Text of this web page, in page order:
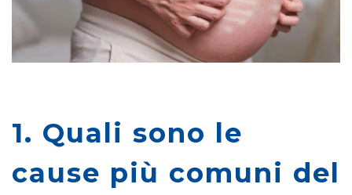
1. Quali sono le
cause più comuni del